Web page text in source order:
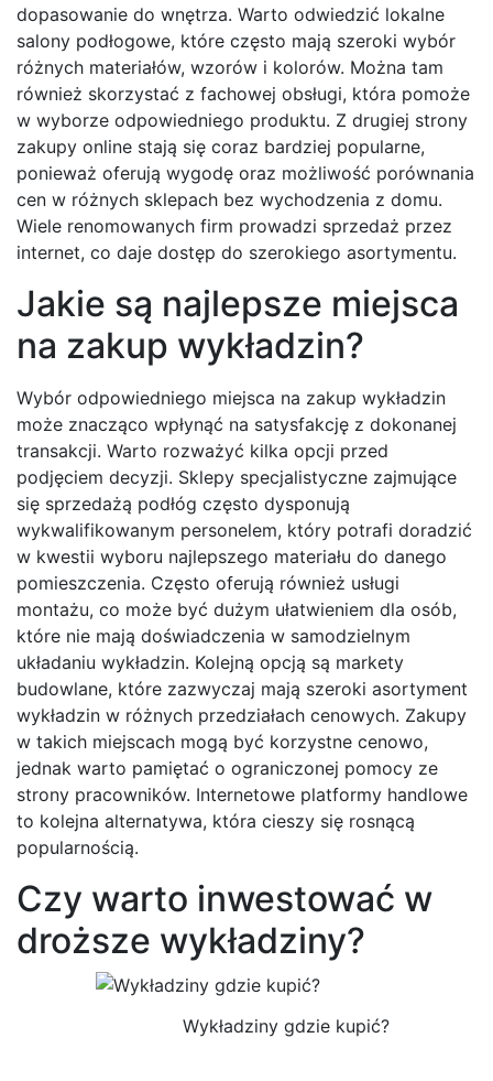
dopasowanie do wnętrza. Warto odwiedzić lokalne
salony podłogowe, które często mają szeroki wybór
różnych materiałów, wzorów i kolorów. Można tam
również skorzystać z fachowej obsługi, która pomoże
w wyborze odpowiedniego produktu. Z drugiej strony
zakupy online stają się coraz bardziej popularne,
ponieważ oferują wygodę oraz możliwość porównania
cen w różnych sklepach bez wychodzenia z domu.
Wiele renomowanych firm prowadzi sprzedaż przez
internet, co daje dostęp do szerokiego asortymentu.
Jakie są najlepsze miejsca
na zakup wykładzin?
Wybór odpowiedniego miejsca na zakup wykładzin
może znacząco wpłynąć na satysfakcję z dokonanej
transakcji. Warto rozważyć kilka opcji przed
podjęciem decyzji. Sklepy specjalistyczne zajmujące
się sprzedażą podłóg często dysponują
wykwalifikowanym personelem, który potrafi doradzić
w kwestii wyboru najlepszego materiału do danego
pomieszczenia. Często oferują również usługi
montażu, co może być dużym ułatwieniem dla osób,
które nie mają doświadczenia w samodzielnym
układaniu wykładzin. Kolejną opcją są markety
budowlane, które zazwyczaj mają szeroki asortyment
wykładzin w różnych przedziałach cenowych. Zakupy
w takich miejscach mogą być korzystne cenowo,
jednak warto pamiętać o ograniczonej pomocy ze
strony pracowników. Internetowe platformy handlowe
to kolejna alternatywa, która cieszy się rosnącą
popularnością.
Czy warto inwestować w
droższe wykładziny?
Wykładziny gdzie kupić?